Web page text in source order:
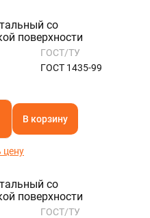
со
поверхности
ГОСТ/ТУ
ГОСТ 1435-99
В корзину
цену
со
поверхности
ГОСТ/ТУ